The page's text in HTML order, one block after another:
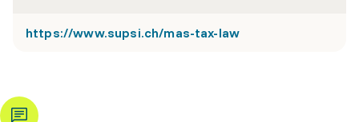
https://www.supsi.ch/mas-tax-law